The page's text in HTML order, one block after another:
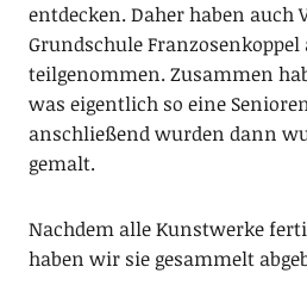
entdecken. Daher haben auch
Grundschule
teilgenommen. Zusammen
was eigentlich so eine
anschließend wurden dann
gemalt.
Nachdem alle Kunstwerke
haben wir sie gesammelt